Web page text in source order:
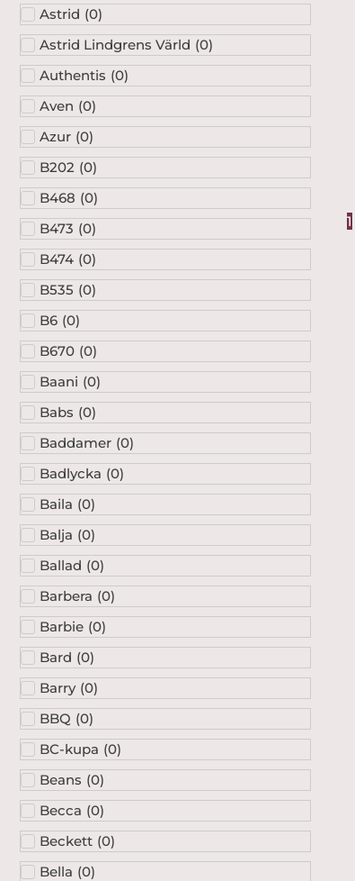
Astrid (0)
Astrid Lindgrens Värld (0)
Authentis (0)
Aven (0)
Azur (0)
B202 (0)
B468 (0)
B473 (0)
B474 (0)
B535 (0)
B6 (0)
B670 (0)
Baani (0)
Babs (0)
Baddamer (0)
Badlycka (0)
Baila (0)
Balja (0)
Ballad (0)
Barbera (0)
Barbie (0)
Bard (0)
Barry (0)
BBQ (0)
BC-kupa (0)
Beans (0)
Becca (0)
Beckett (0)
Bella (0)
1